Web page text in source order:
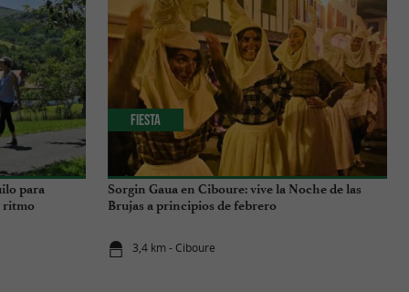
para
ritmo
Sorgin Gaua en Ciboure: vive la Noche de las
Brujas a principios de febrero
3,4 km - Ciboure
Fiesta